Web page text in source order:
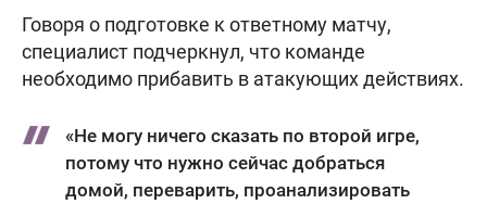
Говоря о подготовке к ответному матчу,
специалист подчеркнул, что команде
необходимо прибавить в атакующих действиях.
«Не могу ничего сказать по второй игре,
потому что нужно сейчас добраться
домой, переварить, проанализировать